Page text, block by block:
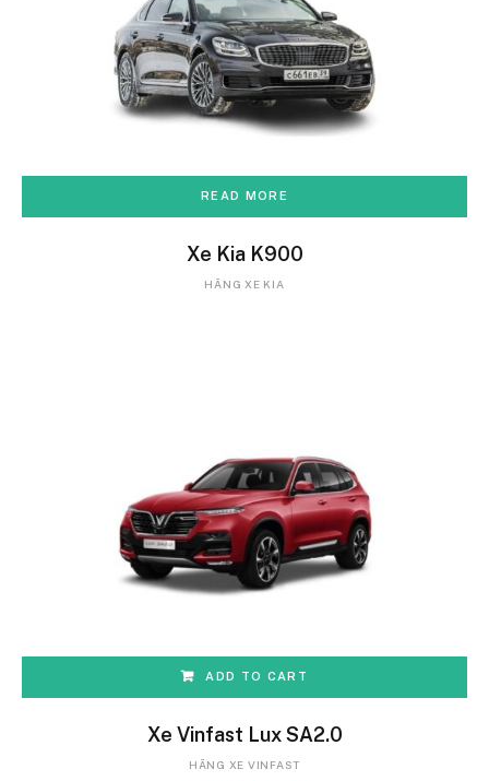
READ MORE
Xe Kia K900
HÃNG XE KIA
ADD TO CART
Xe Vinfast Lux SA2.0
HÃNG XE VINFAST